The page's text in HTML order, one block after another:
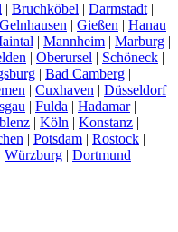
| Bruchköbel | Darmstadt |
Gelnhausen | Gießen | Hanau
| Mannheim | Marburg |
| Oberursel | Schöneck |
| Bad Camberg |
| Cuxhaven | Düsseldorf
| Fulda | Hadamar|
| Köln | Konstanz |
| Potsdam | Rostock |
Würzburg | Dortmund |